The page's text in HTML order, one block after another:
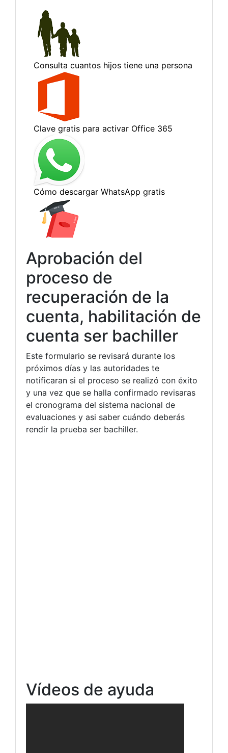
Aprobación del
proceso de
recuperación de la
cuenta, habilitación de
cuenta ser bachiller
Este formulario se revisará durante los
próximos días y las autoridades te
notificaran si el proceso se realizó con éxito
y una vez que se halla confirmado revisaras
el cronograma del sistema nacional de
evaluaciones y asi saber cuándo deberás
rendir la prueba ser bachiller.
Vídeos de ayuda